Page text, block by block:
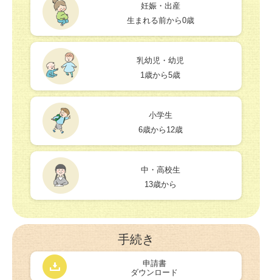
妊娠・出産
生まれる前から0歳
乳幼児・幼児
1歳から5歳
小学生
6歳から12歳
中・高校生
13歳から
手続き
申請書
ダウンロード